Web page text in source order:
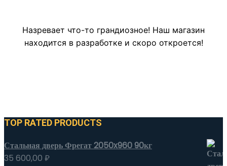
Назревает что-то грандиозное! Наш магазин
находится в разработке и скоро откроется!
TOP RATED PRODUCTS
Стальная дверь Фрегат 2050x960 90кг
35 600,00 ₽